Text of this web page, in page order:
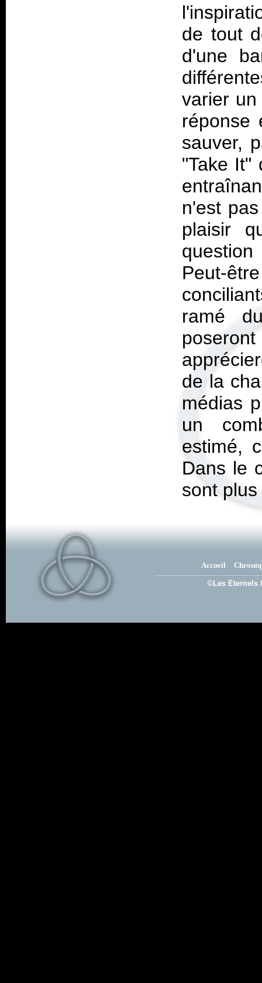
de tout
d'une
varier un
réponse
sauver,
"Take It"
n'est
plaisir
Peut-
ramé
de la
médias
un
estimé,
Dans le
sont
Accueil
©Les Eternels